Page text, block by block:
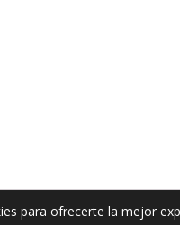
para ofrecerte la mejor